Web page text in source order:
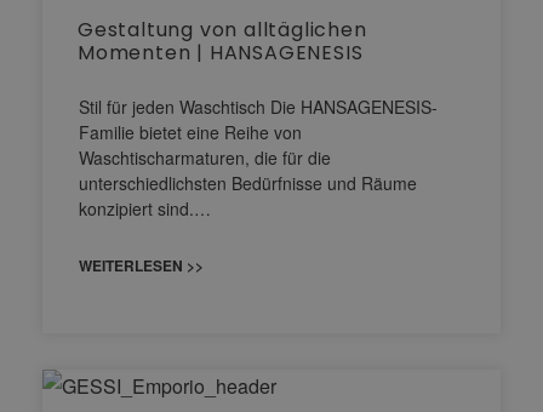
Gestaltung von alltäglichen
Momenten | HANSAGENESIS
Stil für jeden Waschtisch Die HANSAGENESIS-
Familie bietet eine Reihe von
Waschtischarmaturen, die für die
unterschiedlichsten Bedürfnisse und Räume
konzipiert sind.…
WEITERLESEN >>